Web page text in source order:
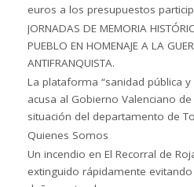
euros a los presupuestos
JORNADAS DE MEMORIA
PUEBLO EN HOMENAJE A LA
ANTIFRANQUISTA.
La plataforma “sanidad pública y
acusa al Gobierno Valenciano
situación del departamento de
Quienes Somos
Un incendio en El Recorral de
extinguido rápidamente